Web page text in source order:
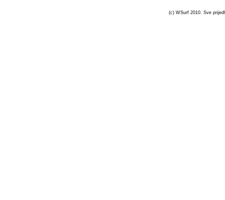
(c) WSurf 2010. Sve